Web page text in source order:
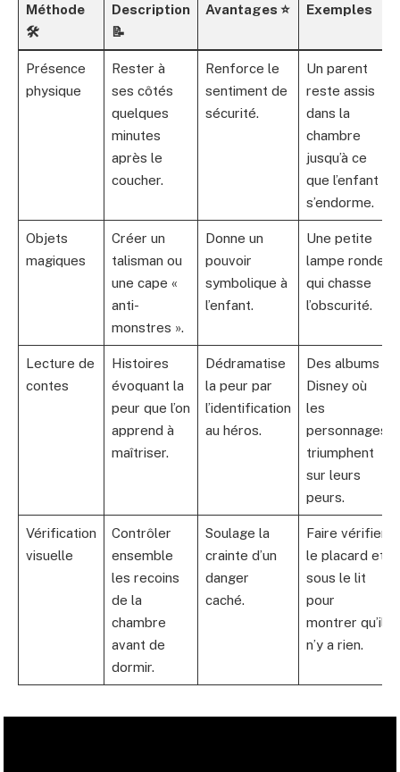
Méthode
🛠️
Description
📝
Avantages ⭐ Exemples
Présence
physique
Rester à
ses côtés
quelques
minutes
après le
coucher.
Renforce le
sentiment de
sécurité.
Un parent
reste assis
dans la
chambre
jusqu’à ce
que l’enfant
s’endorme.
Objets
magiques
Créer un
talisman ou
une cape «
anti-
monstres ».
Donne un
pouvoir
symbolique à
l’enfant.
Une petite
lampe ronde
qui chasse
l’obscurité.
Lecture de
contes
Histoires
évoquant la
peur que l’on
apprend à
maîtriser.
Dédramatise
la peur par
l’identification
au héros.
Des albums
Disney où
les
personnages
triumphent
sur leurs
peurs.
Vérification
visuelle
Contrôler
ensemble
les recoins
de la
chambre
avant de
dormir.
Soulage la
crainte d’un
danger
caché.
Faire vérifier
le placard et
sous le lit
pour
montrer qu’il
n’y a rien.